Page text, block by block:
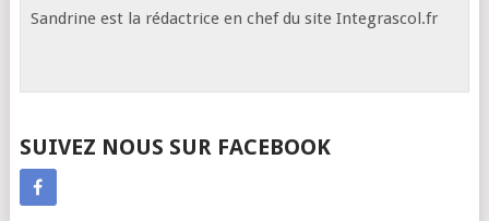
Sandrine est la rédactrice en chef du site Integrascol.fr
SUIVEZ NOUS SUR FACEBOOK